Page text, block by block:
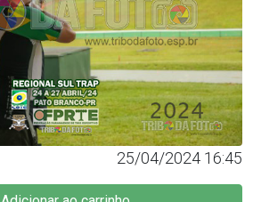
25/04/2024 16:45